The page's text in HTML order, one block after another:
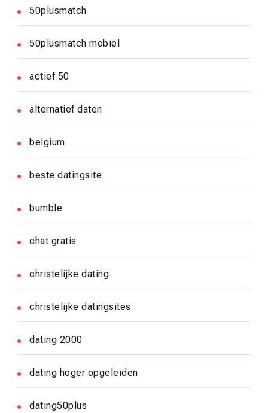
50plusmatch
50plusmatch mobiel
actief 50
alternatief daten
belgium
beste datingsite
bumble
chat gratis
christelijke dating
christelijke datingsites
dating 2000
dating hoger opgeleiden
dating50plus